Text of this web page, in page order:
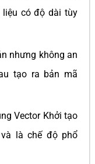
có độ dài tùy
nhưng không an
tạo ra bản mã
Vector Khởi tạo
là chế độ phổ